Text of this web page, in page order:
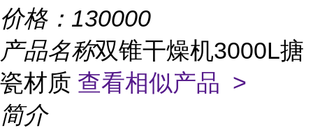
价格： 130000
产品名称双锥干燥机3000L搪
瓷材质 查看相似产品 >
简介